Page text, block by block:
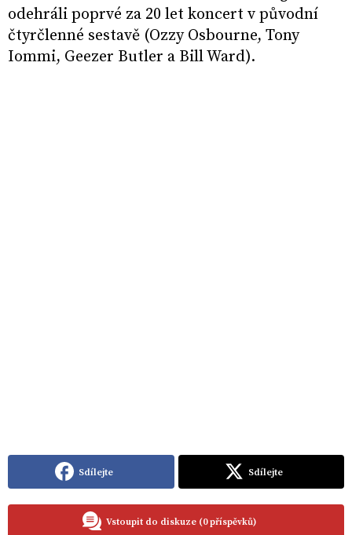
odehráli poprvé za 20 let koncert v původní
čtyrčlenné sestavě (Ozzy Osbourne, Tony
Iommi, Geezer Butler a Bill Ward).
Sdílejte Sdílejte
Vstoupit do diskuze (0 příspěvků)